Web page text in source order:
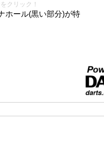
クリック！
ホール(黒い部分)が特